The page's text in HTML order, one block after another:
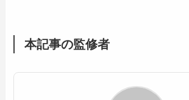
本記事の監修者